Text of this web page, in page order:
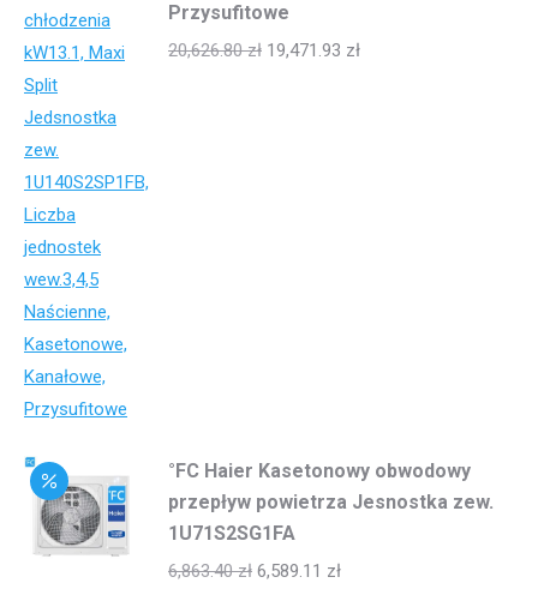
Przysufitowe
20,626.80zł 19,471.93 zł
°FC Haier Kasetonowy obwodowy
przepływ powietrza Jesnostka zew.
1U71S2SG1FA
6,863.40zł 6,589.11 zł